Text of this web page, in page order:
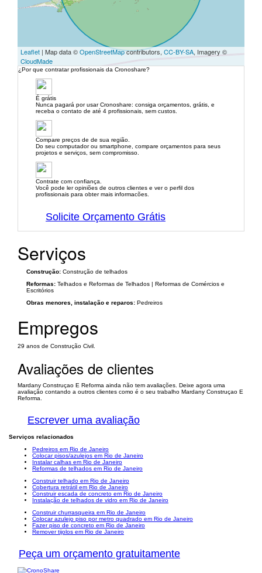
Leaflet | Map data ©OpenStreetMapcontributors, CC-BY-SA, Imagery ©
CloudMade
¿Por que contratar profissionais da Cronoshare?
É grátis
Nunca pagará por usar Cronoshare: consiga orçamentos, grátis, e
receba o contato de até 4 profissionais, sem custos.
Compare preços de de sua região.
Do seu computador ou smartphone, compare orçamentos para seus
projetos e serviços, sem compromisso.
Contrate com confiança.
Você pode ler opiniões de outros clientes e ver o perfil dos
profissionais para obter mais informacões.
Solicite Orçamento Grátis
Serviços
Construção: Construção de telhados
Reformas: Telhados e Reformas de Telhados | Reformas de Comércios e
Escritórios
Obras menores, instalação e reparos: Pedreiros
Empregos
29 anos de Construção Civil.
Avaliações de clientes
Mardany Construçao E Reforma ainda não tem avaliações. Deixe agora uma
avaliação contando a outros clientes como é o seu trabalho Mardany Construçao E
Reforma.
Escrever uma avaliação
Serviços relacionados
Pedreiros em Rio de Janeiro
Colocar pisos/azulejos em Rio de Janeiro
Instalar calhas em Rio de Janeiro
Reformas de telhados em Rio de Janeiro
Construir telhado em Rio de Janeiro
Cobertura retrátil em Rio de Janeiro
Construir escada de concreto em Rio de Janeiro
Instalação de telhados de vidro em Rio de Janeiro
Construir churrasqueira em Rio de Janeiro
Colocar azulejo piso por metro quadrado em Rio de Janeiro
Fazer piso de concreto em Rio de Janeiro
Remover tijolos em Rio de Janeiro
Peça um orçamento gratuitamente